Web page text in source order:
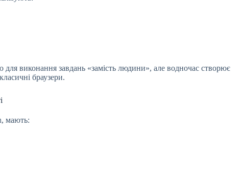
виконання завдань «замість людини», але водночас створює
браузери.
мають: